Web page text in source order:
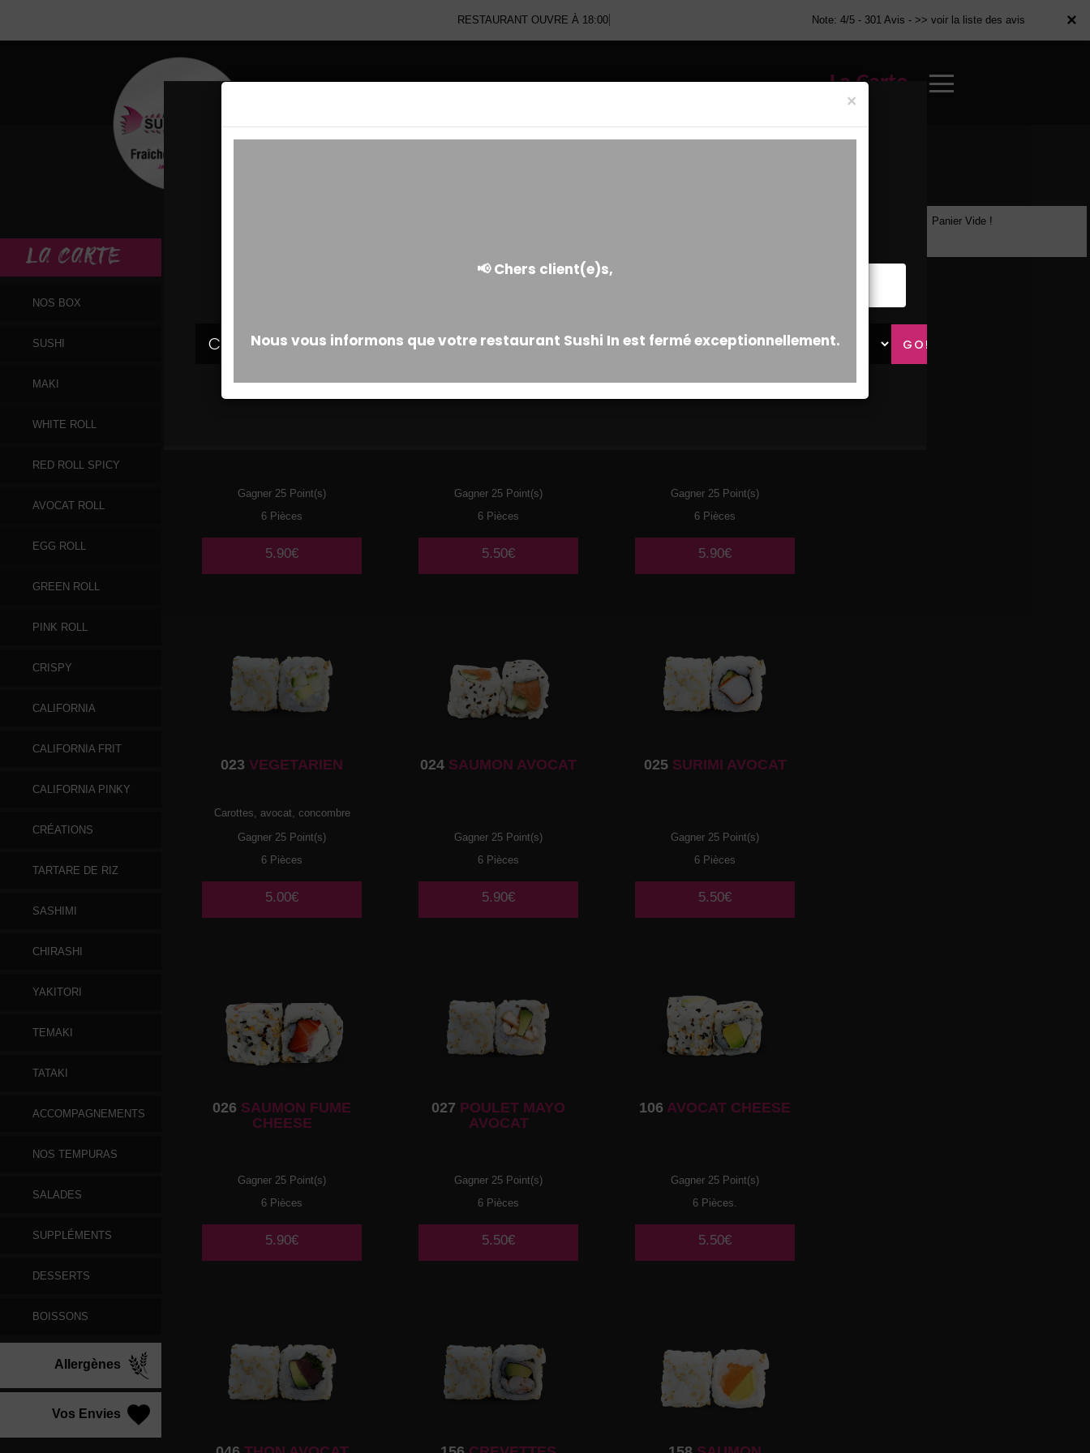
×
RESTAURANT OUVRE À 18:00 Note: 4/5 - 301 Avis - >> voir la liste des avis
La Carte
×
LA CARTE
NOS BOX
SUSHI
MAKI
WHITE ROLL
RED ROLL SPICY
AVOCAT ROLL
EGG ROLL
GREEN ROLL
PINK ROLL
CRISPY
CALIFORNIA
CALIFORNIA FRIT
CALIFORNIA PINKY
CRÉATIONS
TARTARE DE RIZ
SASHIMI
CHIRASHI
YAKITORI
TEMAKI
TATAKI
ACCOMPAGNEMENTS
NOS TEMPURAS
SALADES
SUPPLÉMENTS
DESSERTS
BOISSONS
Allergènes
Vos Envies
Gagner 25 Point(s)
6 Pièces
5.90€
Gagner 25 Point(s)
6 Pièces
5.50€
Gagner 25 Point(s)
6 Pièces
5.90€
023 VEGETARIEN
Carottes, avocat, concombre
Gagner 25 Point(s)
6 Pièces
5.00€
024 SAUMON AVOCAT
Gagner 25 Point(s)
6 Pièces
5.90€
025SURIMI AVOCAT
Gagner 25 Point(s)
6 Pièces
5.50€
026 SAUMON FUME
CHEESE
Gagner 25 Point(s)
6 Pièces
5.90€
027 POULET MAYO
AVOCAT
Gagner 25 Point(s)
6 Pièces
5.50€
106 AVOCAT CHEESE
Gagner 25 Point(s)
6 Pièces.
5.50€
Panier Vide !
×